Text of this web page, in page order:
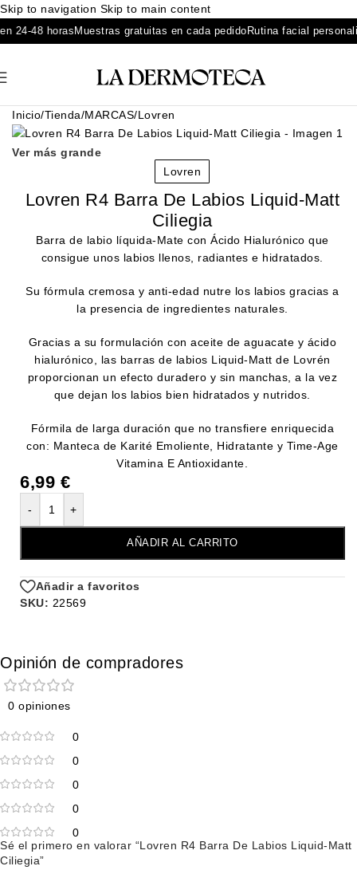
Skip to navigation Skip to main content
48 horasMuestras gratuitas en cada pedidoRutina facial
Inicio/Tienda/MARCAS/Lovren
Ver más grande
Lovren
Lovren R4 Barra De Labios Liquid-Matt
Ciliegia
Barra de labio líquida-Mate con Ácido Hialurónico que
consigue unos labios llenos, radiantes e hidratados.
Su fórmula cremosa y anti-edad nutre los labios gracias a
la presencia de ingredientes naturales.
Gracias a su formulación con aceite de aguacate y ácido
hialurónico, las barras de labios Liquid-Matt de Lovrén
proporcionan un efecto duradero y sin manchas, a la vez
que dejan los labios bien hidratados y nutridos.
Fórmila de larga duración que no transfiere enriquecida
con: Manteca de Karité Emoliente, Hidratante y Time-Age
Vitamina E Antioxidante.
6,99 €
- +
AÑADIR AL CARRITO
Añadir a favoritos
SKU: 22569
Opinión de compradores
0 opiniones
0
0
0
0
0
Sé el primero en valorar “Lovren R4 Barra De Labios Liquid-Matt
Ciliegia”